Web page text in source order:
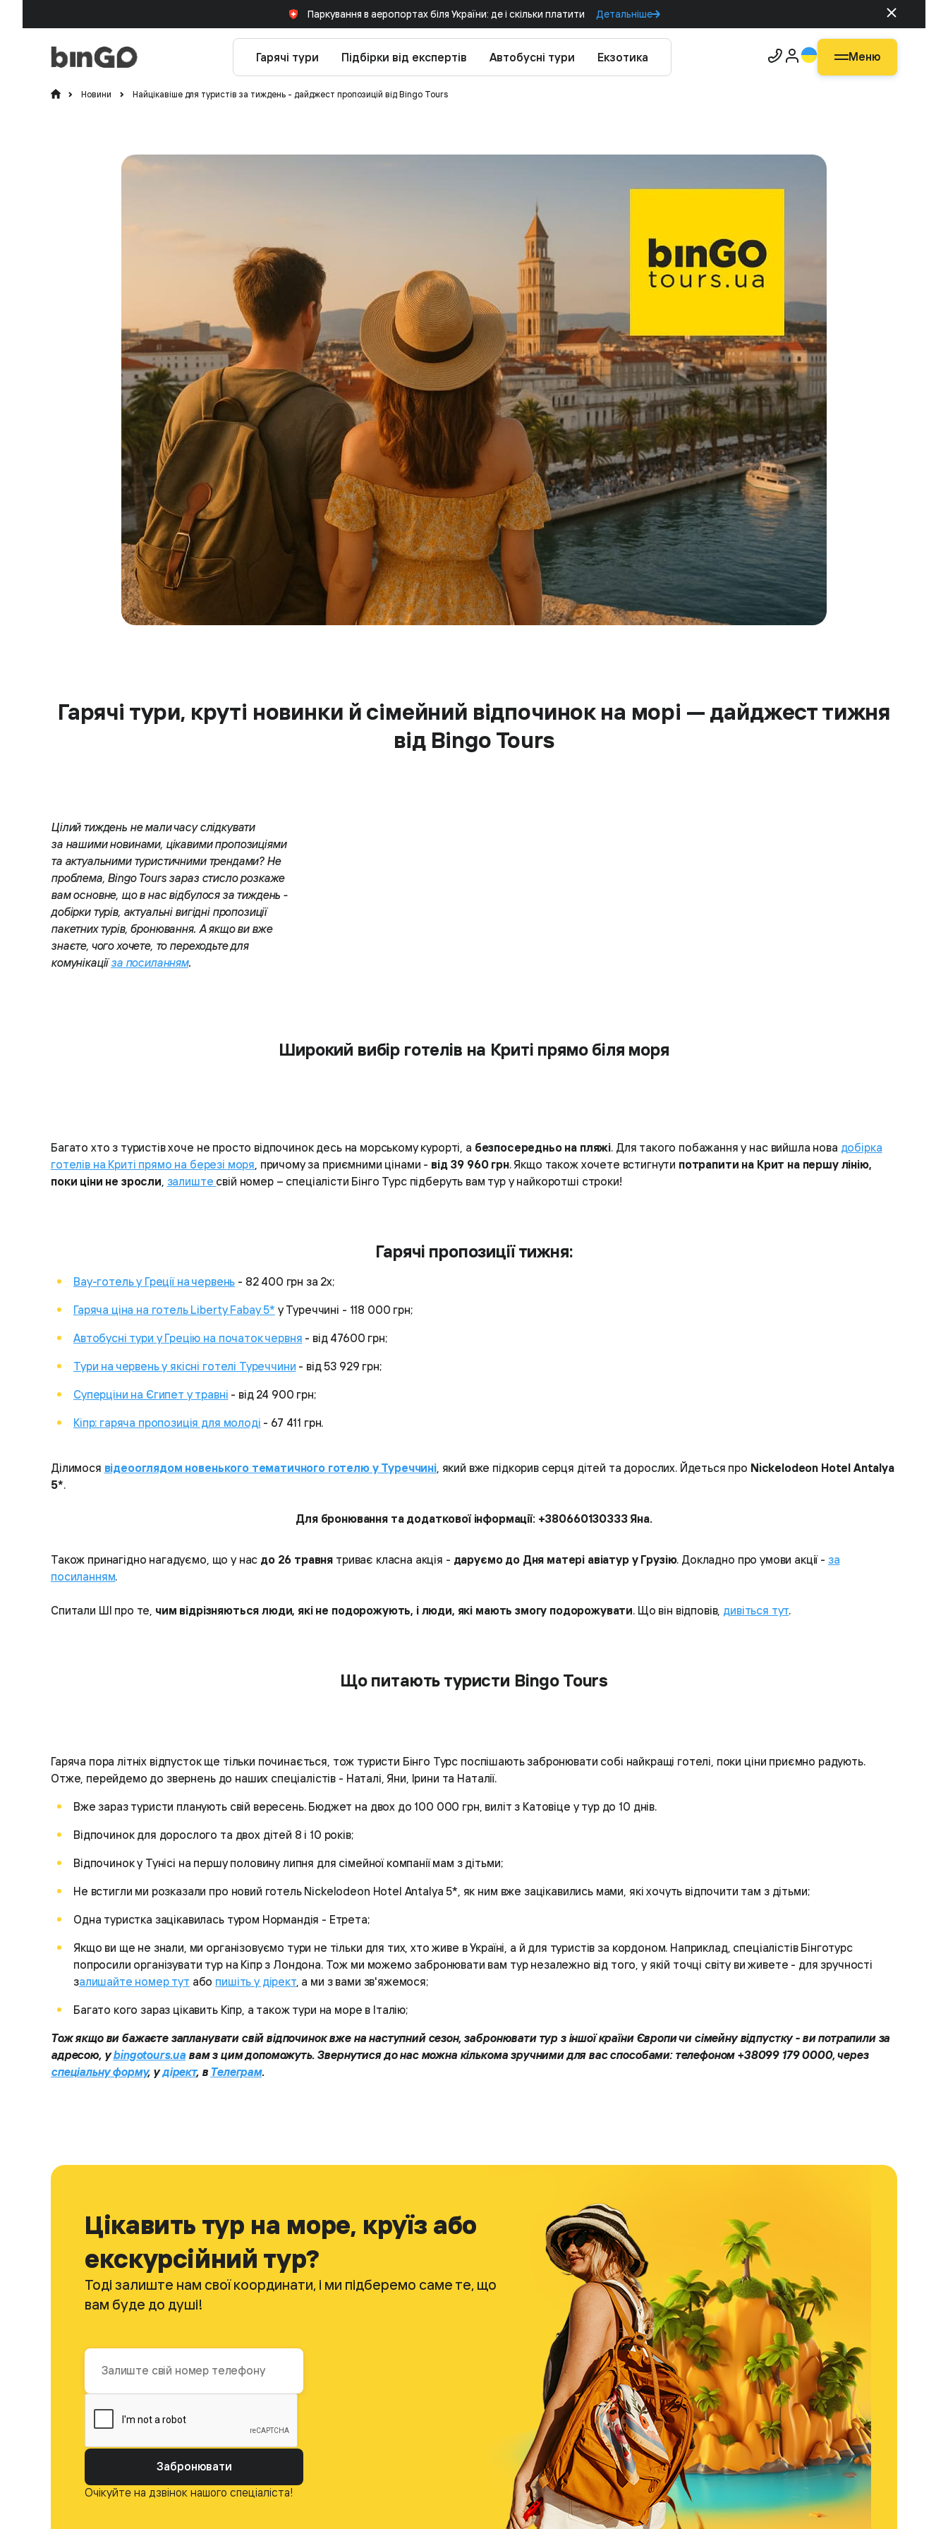
Паркування в аеропортах біля України: де і скільки платити Детальніше
Гарячі тури Підбірки від експертів Автобусні тури Екзотика Меню
Новини Найцікавіше для туристів за тиждень - дайджест пропозицій від Bingo Tours
Гарячі тури, круті новинки й сімейний відпочинок на морі — дайджест тижня
від Bingo Tours
Цілий тиждень не мали часу слідкувати
за нашими новинами, цікавими пропозиціями
та актуальними туристичними трендами? Не
проблема, Bingo Tours зараз стисло розкаже
вам основне, що в нас відбулося за тиждень -
добірки турів, актуальні вигідні пропозиції
пакетних турів, бронювання. А якщо ви вже
знаєте, чого хочете, то переходьте для
комунікаціїза посиланням.
Широкий вибір готелів на Криті прямо біля моря
Багато хто з туристів хоче не просто відпочинок десь на морському курорті, а безпосередньо на пляжі. Для такого побажання у нас вийшла нова добірка
готелів на Криті прямо на березі моря, причому за приємними цінами - від 39 960 грн. Якщо також хочете встигнути потрапити на Крит на першу лінію,
поки ціни не зросли, залиште свій номер – спеціалісти Бінго Турс підберуть вам тур у найкоротші строки!
Гарячі пропозиції тижня:
Вау-готель у Греції на червень - 82 400 грн за 2х;
Гаряча ціна на готель Liberty Fabay 5* у Туреччині - 118 000 грн;
Автобусні тури у Грецію на початок червня - від 47600 грн;
Тури на червень у якісні готелі Туреччини - від 53 929 грн;
Суперціни на Єгипет у травні - від 24 900 грн;
Кіпр: гаряча пропозиція для молоді - 67 411 грн.
Ділимося відеооглядом новенького тематичного готелю у Туреччині, який вже підкорив серця дітей та дорослих. Йдеться про Nickelodeon Hotel Antalya
5*.
Для бронювання та додаткової інформації: +380660130333 Яна.
Також принагідно нагадуємо, що у нас до 26 травня триває класна акція - даруємо до Дня матері авіатур у Грузію. Докладно про умови акції - за
посиланням.
Спитали ШІ про те, чим відрізняються люди, які не подорожують, і люди, які мають змогу подорожувати. Що він відповів, дивіться тут.
Що питають туристи Bingo Tours
Гаряча пора літніх відпусток ще тільки починається, тож туристи Бінго Турс поспішають забронювати собі найкращі готелі, поки ціни приємно радують.
Отже, перейдемо до звернень до наших спеціалістів - Наталі, Яни, Ірини та Наталії.
Вже зараз туристи планують свій вересень. Бюджет на двох до 100 000 грн, виліт з Катовіце у тур до 10 днів.
Відпочинок для дорослого та двох дітей 8 і 10 років;
Відпочинок у Тунісі на першу половину липня для сімейної компанії мам з дітьми;
Не встигли ми розказали про новий готель Nickelodeon Hotel Antalya 5*, як ним вже зацікавились мами, які хочуть відпочити там з дітьми;
Одна туристка зацікавилась туром Нормандія - Етрета;
Якщо ви ще не знали, ми організовуємо тури не тільки для тих, хто живе в Україні, а й для туристів за кордоном. Наприклад, спеціалістів Бінготурс
попросили організувати тур на Кіпр з Лондона. Тож ми можемо забронювати вам тур незалежно від того, у якій точці світу ви живете - для зручності
залишайте номер тут або пишіть у дірект, а ми з вами зв'яжемося;
Багато кого зараз цікавить Кіпр, а також тури на море в Італію;
Тож якщо ви бажаєте запланувати свій відпочинок вже на наступний сезон, забронювати тур з іншої країни Європи чи сімейну відпустку - ви потрапили за
адресою, уbingotours.ua вам з цим допоможуть. Звернутися до нас можна кількома зручними для вас способами: телефоном +38099 179 0000, через
спеціальну форму, удірект, в Телеграм.
Цікавить тур на море, круїз або
екскурсійний тур?
Тоді залиште нам свої координати, і ми підберемо саме те, що
вам буде до душі!
Забронювати
Очікуйте на дзвінок нашого спеціаліста!